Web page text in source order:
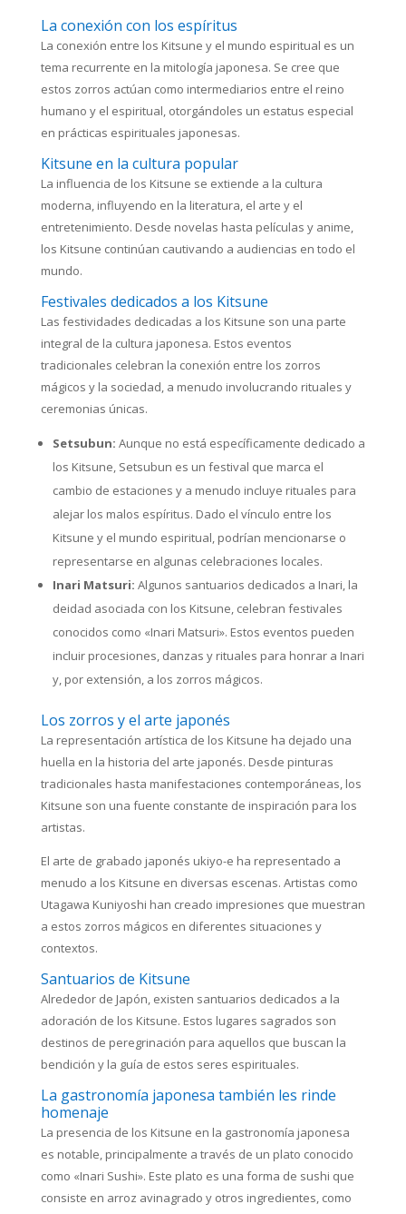
La conexión con los espíritus
La conexión entre los Kitsune y el mundo espiritual es un
tema recurrente en la mitología japonesa. Se cree que
estos zorros actúan como intermediarios entre el reino
humano y el espiritual, otorgándoles un estatus especial
en prácticas espirituales japonesas.
Kitsune en la cultura popular
La influencia de los Kitsune se extiende a la cultura
moderna, influyendo en la literatura, el arte y el
entretenimiento. Desde novelas hasta películas y anime,
los Kitsune continúan cautivando a audiencias en todo el
mundo.
Festivales dedicados a los Kitsune
Las festividades dedicadas a los Kitsune son una parte
integral de la cultura japonesa. Estos eventos
tradicionales celebran la conexión entre los zorros
mágicos y la sociedad, a menudo involucrando rituales y
ceremonias únicas.
Setsubun: Aunque no está específicamente dedicado a
los Kitsune, Setsubun es un festival que marca el
cambio de estaciones y a menudo incluye rituales para
alejar los malos espíritus. Dado el vínculo entre los
Kitsune y el mundo espiritual, podrían mencionarse o
representarse en algunas celebraciones locales.
Inari Matsuri: Algunos santuarios dedicados a Inari, la
deidad asociada con los Kitsune, celebran festivales
conocidos como «Inari Matsuri». Estos eventos pueden
incluir procesiones, danzas y rituales para honrar a Inari
y, por extensión, a los zorros mágicos.
Los zorros y el arte japonés
La representación artística de los Kitsune ha dejado una
huella en la historia del arte japonés. Desde pinturas
tradicionales hasta manifestaciones contemporáneas, los
Kitsune son una fuente constante de inspiración para los
artistas.
El arte de grabado japonés ukiyo-e ha representado a
menudo a los Kitsune en diversas escenas. Artistas como
Utagawa Kuniyoshi han creado impresiones que muestran
a estos zorros mágicos en diferentes situaciones y
contextos.
Santuarios de Kitsune
Alrededor de Japón, existen santuarios dedicados a la
adoración de los Kitsune. Estos lugares sagrados son
destinos de peregrinación para aquellos que buscan la
bendición y la guía de estos seres espirituales.
La gastronomía japonesa también les rinde
homenaje
La presencia de los Kitsune en la gastronomía japonesa
es notable, principalmente a través de un plato conocido
como «Inari Sushi». Este plato es una forma de sushi que
consiste en arroz avinagrado y otros ingredientes, como